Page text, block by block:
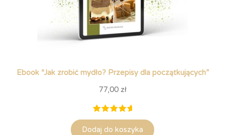
Ebook “Jak zrobić mydło? Przepisy dla początkujących”
77,00 zł
Oceniony
5.00na
10
Dodaj do koszyka